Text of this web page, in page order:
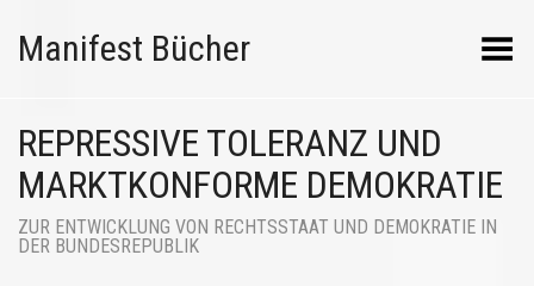
Manifest Bücher Menü umschalten
REPRESSIVE TOLERANZ UND
MARKTKONFORME DEMOKRATIE
ZUR ENTWICKLUNG VON RECHTSSTAAT UND DEMOKRATIE IN
DER BUNDESREPUBLIK